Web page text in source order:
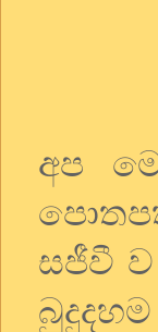
අප
සජීවී ව